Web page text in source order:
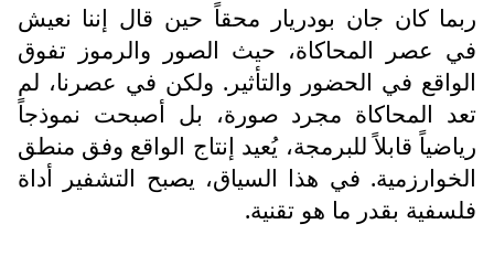
ربما كان جان بودريار محقاً حين قال إننا نعيش
في عصر المحاكاة، حيث الصور والرموز تفوق
الواقع في الحضور والتأثير. ولكن في عصرنا، لم
تعد المحاكاة مجرد صورة، بل أصبحت نموذجاً
رياضياً قابلاً للبرمجة، يُعيد إنتاج الواقع وفق منطق
الخوارزمية. في هذا السياق، يصبح التشفير أداة
فلسفية بقدر ما هو تقنية.